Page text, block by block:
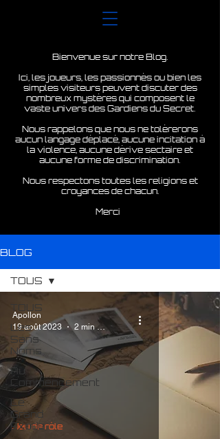
Bienvenue sur notre Blog.
Ici, les joueurs, les passionnés ou bien les
simples visiteurs peuvent discuter des
nombreux mystères qui composent le
vaste univers des Gardiens du Secret.
Nous rappelons que nous ne tolérerons
aucun langage déplacé, aucune incitation à
la violence, aucune dérive sectaire et
aucune forme de discrimination.
Nous respectons toutes les religions et
croyances de chacun.
Merci
BLOG
TOUS
Les
Sans
Noms
Au
Commencement
Le
Grand
Exode
TOUS
Jeu de rôle
Apollon
19 août 2023
2 min de lecture